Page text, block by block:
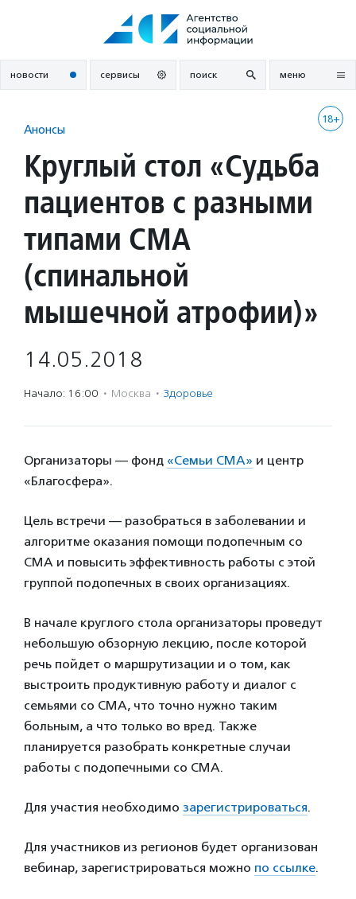
новости сервисы поиск меню
18+
Анонсы
Круглый стол «Судьба
пациентов с разными
типами СМА
(спинальной
мышечной атрофии)»
14.05.2018
Начало: 16:00 · Москва · Здоровье
Организаторы — фонд «Семьи СМА» и центр
«Благосфера».
Цель встречи — разобраться в заболевании и
алгоритме оказания помощи подопечным со
СМА и повысить эффективность работы с этой
группой подопечных в своих организациях.
В начале круглого стола организаторы проведут
небольшую обзорную лекцию, после которой
речь пойдет о маршрутизации и о том, как
выстроить продуктивную работу и диалог с
семьями со СМА, что точно нужно таким
больным, а что только во вред. Также
планируется разобрать конкретные случаи
работы с подопечными со СМА.
Для участия необходимо зарегистрироваться.
Для участников из регионов будет организован
вебинар, зарегистрироваться можно по ссылке.